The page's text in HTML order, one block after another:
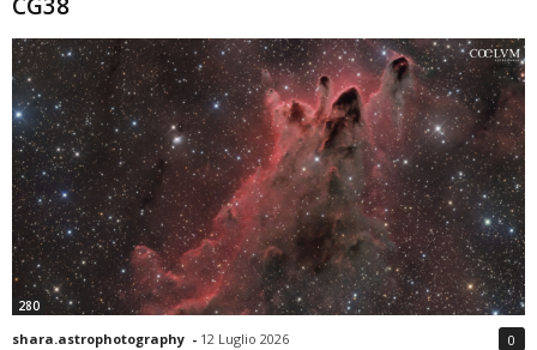
280
shara.astrophotography - 12 Luglio 2026 0